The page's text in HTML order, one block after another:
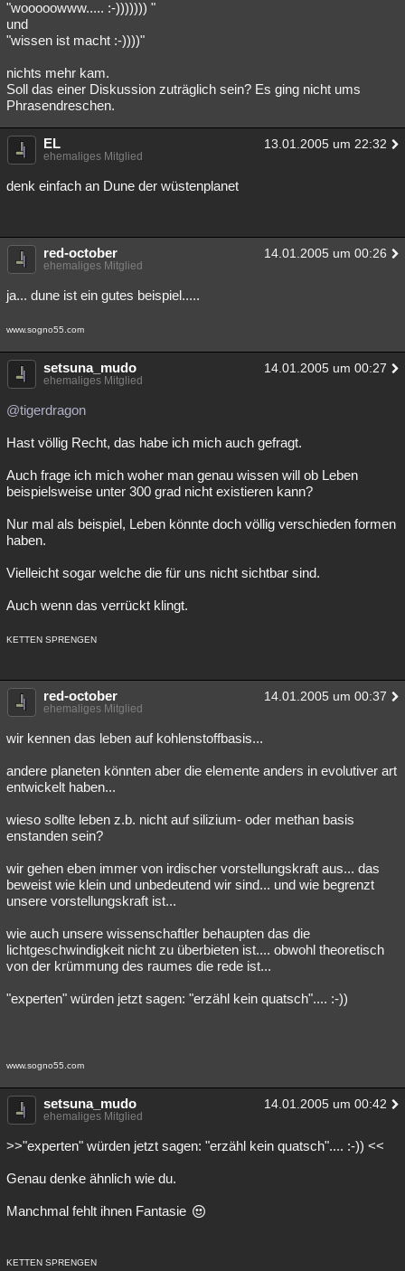
"wooooowww..... :-))))))) "
und
"wissen ist macht :-))))"
nichts mehr kam.
Soll das einer Diskussion zuträglich sein? Es ging nicht ums
Phrasendreschen.
EL 13.01.2005 um 22:32
ehemaliges Mitglied
denk einfach an Dune der wüstenplanet
red-october 14.01.2005 um 00:26
ehemaliges Mitglied
ja... dune ist ein gutes beispiel.....
www.sogno55.com
setsuna_mudo 14.01.2005 um 00:27
ehemaliges Mitglied
@tigerdragon
Hast völlig Recht, das habe ich mich auch gefragt.
Auch frage ich mich woher man genau wissen will ob Leben
beispielsweise unter 300 grad nicht existieren kann?
Nur mal als beispiel, Leben könnte doch völlig verschieden formen
haben.
Vielleicht sogar welche die für uns nicht sichtbar sind.
Auch wenn das verrückt klingt.
KETTEN SPRENGEN
red-october 14.01.2005 um 00:37
ehemaliges Mitglied
wir kennen das leben auf kohlenstoffbasis...
andere planeten könnten aber die elemente anders in evolutiver art
entwickelt haben...
wieso sollte leben z.b. nicht auf silizium- oder methan basis
enstanden sein?
wir gehen eben immer von irdischer vorstellungskraft aus... das
beweist wie klein und unbedeutend wir sind... und wie begrenzt
unsere vorstellungskraft ist...
wie auch unsere wissenschaftler behaupten das die
lichtgeschwindigkeit nicht zu überbieten ist.... obwohl theoretisch
von der krümmung des raumes die rede ist...
"experten" würden jetzt sagen: "erzähl kein quatsch".... :-))
www.sogno55.com
setsuna_mudo 14.01.2005 um 00:42
ehemaliges Mitglied
>>"experten" würden jetzt sagen: "erzähl kein quatsch".... :-)) <<
Genau denke ähnlich wie du.
Manchmal fehlt ihnen Fantasie
KETTEN SPRENGEN